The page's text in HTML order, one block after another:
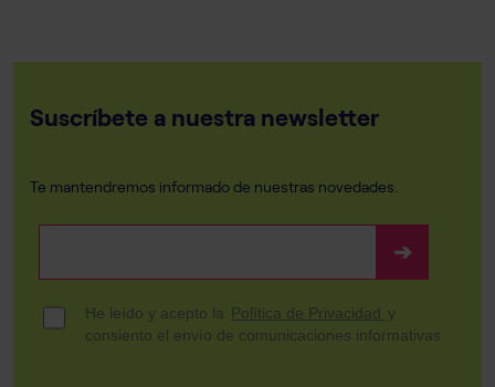
Suscríbete a nuestra newsletter
Te mantendremos informado de nuestras novedades.